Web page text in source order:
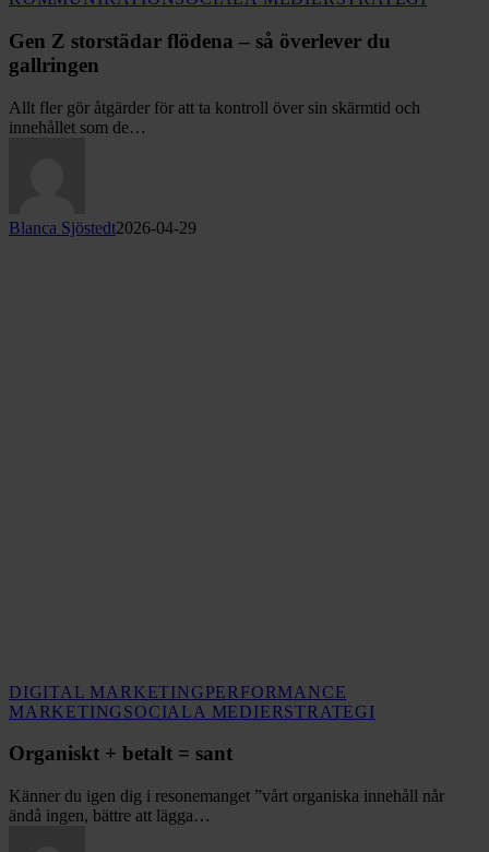
Gen Z storstädar flödena – så överlever du
gallringen
Allt fler gör åtgärder för att ta kontroll över sin skärmtid och
innehållet som de…
Blanca Sjöstedt2026-04-29
DIGITAL MARKETINGPERFORMANCE
MARKETINGSOCIALA MEDIERSTRATEGIOrganiskt
sant
Organiskt + betalt = sant
Känner du igen dig i resonemanget ”vårt organiska innehåll når
ändå ingen, bättre att lägga…